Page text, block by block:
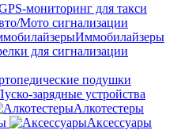
мониторинг для такси
Мото сигнализации
Иммобилайзеры
для сигнализации
Алкотестеры
Аксессуары